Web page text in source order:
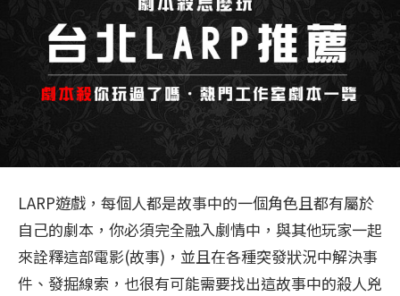
LARP遊戲，每個人都是故事中的一個角色且都有屬於
自己的劇本，你必須完全融入劇情中，與其他玩家一起
來詮釋這部電影(故事)，並且在各種突發狀況中解決事
件、發掘線索，也很有可能需要找出這故事中的殺人兇